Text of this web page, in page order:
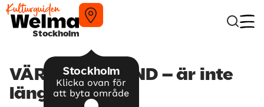
Stockholm
Stockholm
Klicka ovan för
att byta område
VÄRLDENS BAND – är inte
längre aktuellt